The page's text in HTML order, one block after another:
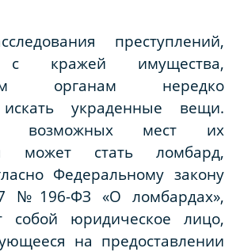
преступлений,
с кражей имущества,
органам нередко
искать украденные вещи.
возможных мест их
может стать ломбард,
Федеральному закону
№196-ФЗ «О ломбардах»,
собой юридическое лицо,
на предоставлении